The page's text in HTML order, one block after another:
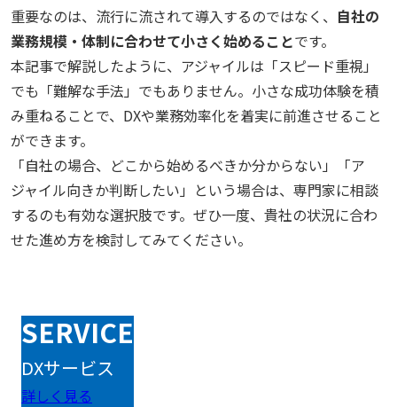
重要なのは、流行に流されて導入するのではなく、 自社の
業務規模・体制に合わせて小さく始めることです。
本記事で解説したように、アジャイルは「スピード重視」
でも「難解な手法」でもありません。小さな成功体験を積
み重ねることで、DXや業務効率化を着実に前進させること
ができます。
「自社の場合、どこから始めるべきか分からない」「ア
ジャイル向きか判断したい」という場合は、専門家に相談
するのも有効な選択肢です。ぜひ一度、貴社の状況に合わ
せた進め方を検討してみてください。
SERVICE
DXサービス
詳しく見る